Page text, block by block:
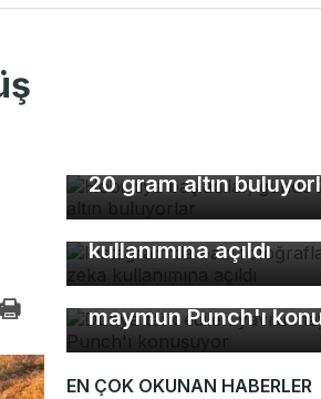
20 gram altın
Instagram'da bazı
fotoğraflar yapay
kullanımına açıldı
Dünya terk edilen
maymun Punch'ı
EN ÇOK OKUNAN HABERLER